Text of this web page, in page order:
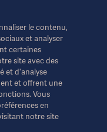
aux
professionnels
Elles ne sont
cas le mode
médicaux.
toute action ou
et l'utilisateur s'y fie
le contenu,
et analyser
certaines
site avec des
et d'analyse
et offrent une
Vous
en
notre site